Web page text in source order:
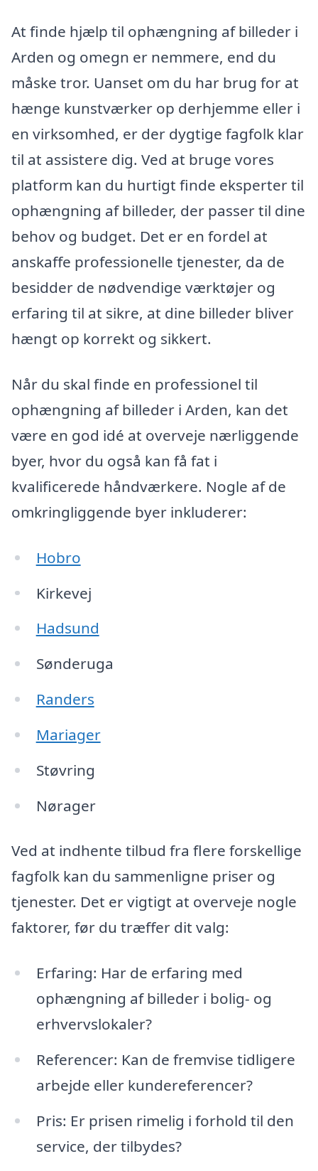
At finde hjælp til ophængning af billeder i
Arden og omegn er nemmere, end du
måske tror. Uanset om du har brug for at
hænge kunstværker op derhjemme eller i
en virksomhed, er der dygtige fagfolk klar
til at assistere dig. Ved at bruge vores
platform kan du hurtigt finde eksperter til
ophængning af billeder, der passer til dine
behov og budget. Det er en fordel at
anskaffe professionelle tjenester, da de
besidder de nødvendige værktøjer og
erfaring til at sikre, at dine billeder bliver
hængt op korrekt og sikkert.
Når du skal finde en professionel til
ophængning af billeder i Arden, kan det
være en god idé at overveje nærliggende
byer, hvor du også kan få fat i
kvalificerede håndværkere. Nogle af de
omkringliggende byer inkluderer:
Hobro
Kirkevej
Hadsund
Sønderuga
Randers
Mariager
Støvring
Nørager
Ved at indhente tilbud fra flere forskellige
fagfolk kan du sammenligne priser og
tjenester. Det er vigtigt at overveje nogle
faktorer, før du træffer dit valg:
Erfaring: Har de erfaring med
ophængning af billeder i bolig- og
erhvervslokaler?
Referencer: Kan de fremvise tidligere
arbejde eller kundereferencer?
Pris: Er prisen rimelig i forhold til den
service, der tilbydes?